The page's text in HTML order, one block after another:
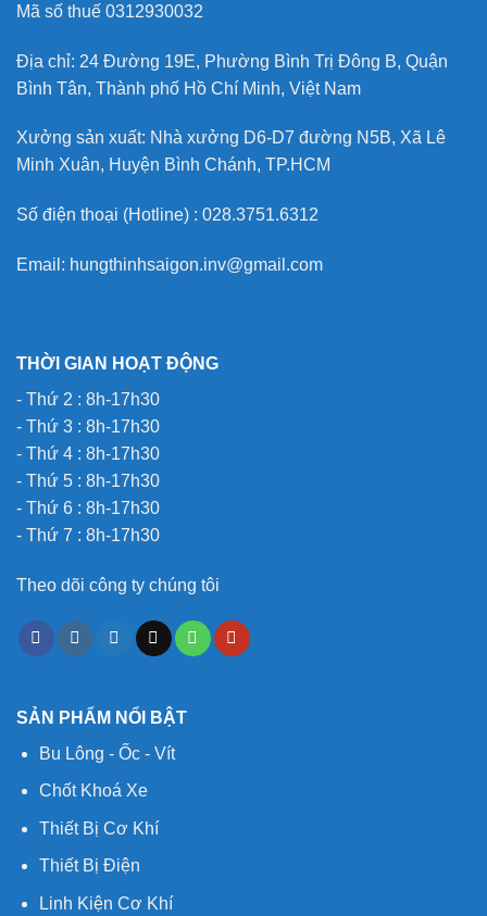
Mã số thuế 0312930032
Địa chỉ: 24 Đường 19E, Phường Bình Trị Đông B, Quận
Bình Tân, Thành phố Hồ Chí Minh, Việt Nam
Xưởng sản xuất: Nhà xưởng D6-D7 đường N5B, Xã Lê
Minh Xuân, Huyện Bình Chánh, TP.HCM
Số điện thoại (Hotline) : 028.3751.6312
Email: hungthinhsaigon.inv@gmail.com
THỜI GIAN HOẠT ĐỘNG
- Thứ 2 : 8h-17h30
- Thứ 3 : 8h-17h30
- Thứ 4 : 8h-17h30
- Thứ 5 : 8h-17h30
- Thứ 6 : 8h-17h30
- Thứ 7 : 8h-17h30
Theo dõi công ty chúng tôi
SẢN PHẨM NỔI BẬT
Bu Lông - Ốc - Vít
Chốt Khoá Xe
Thiết Bị Cơ Khí
Thiết Bị Điện
Linh Kiện Cơ Khí